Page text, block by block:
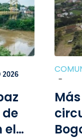
2026
el
-